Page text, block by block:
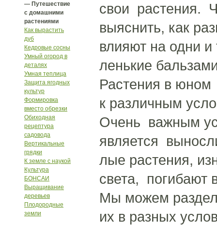
— Путешествие
с домашними
растениями
Как вырастить
дуб
Кедровые сосны
Умный огород в
деталях
Умная теплица
Защита ягодных
культур
Формировка
вместо обрезки
Обиходная
рецептура
садовода
Вертикальные
грядки
К земле с наукой
Культура
БОНСАИ
Выращивание
деревьев
Плодородные
земли
свои растения.
выяснить, как
влияют на одни
ленькие
Растения в юном
к различным
Очень важным
является
лые растения,
света, погибают
Мы можем
их в разных